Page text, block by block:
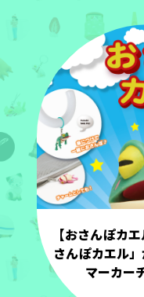
【おさんぽカ
さんぽカエル
マーカー